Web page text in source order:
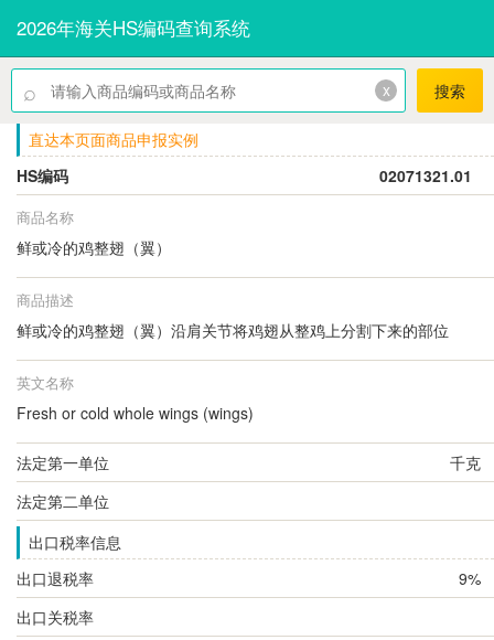
2026年海关HS编码查询系统
⌕ x 搜索
直达本页面商品申报实例
HS编码
02071321.01
商品名称
鲜或冷的鸡整翅（翼）
商品描述
鲜或冷的鸡整翅（翼）沿肩关节将鸡翅从整鸡上分割下来的部位
英文名称
Fresh or cold whole wings (wings)
法定第一单位
千克
法定第二单位
出口税率信息
出口退税率
9%
出口关税率